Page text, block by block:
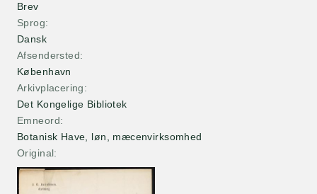
Brev
Sprog
Dansk
Afsendersted
København
Arkivplacering
Det Kongelige Bibliotek
Emneord
Botanisk Have, løn, mæcenvirksomhed
Original